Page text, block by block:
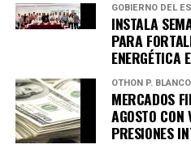
Únete al canal
Quinto Podery
importantes de
Unirme al
GOBIERNO DEL
INSTALA
PARA
ENERGÉTICA
OTHON P. BLANCO
MERCADOS
AGOSTO
PRESIONES